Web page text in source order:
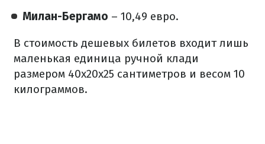
Милан-Бергамо – 10,49 евро.
В стоимость дешевых билетов входит лишь
маленькая единица ручной клади
размером 40х20х25 сантиметров и весом 10
килограммов.